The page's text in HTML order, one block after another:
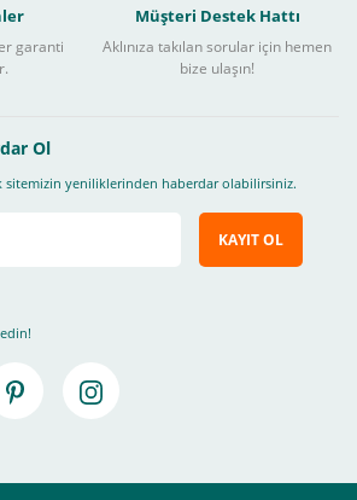
garanti
Müşteri Destek Hattı
Aklınıza takılan sorular için hemen
bize ulaşın!
Ol
sitemizin yeniliklerinden haberdar olabilirsiniz.
KAYIT OL